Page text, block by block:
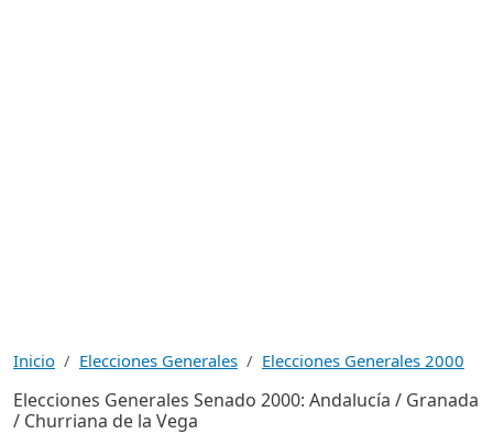
Inicio Elecciones Generales Elecciones Generales 2000
Elecciones Generales Senado 2000: Andalucía / Granada
/ Churriana de la Vega